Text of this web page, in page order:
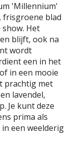
'Millennium'
frisgroene blad
Het
blijft, ook na
wordt
een in het
in een mooie
prachtig met
lavendel,
Je kunt deze
prima als
een weelderig